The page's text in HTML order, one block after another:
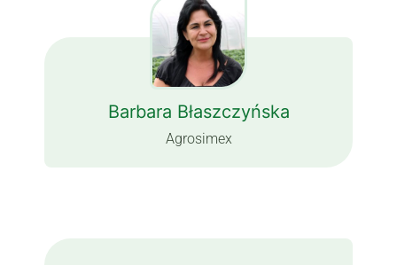
Barbara Błaszczyńska
Agrosimex